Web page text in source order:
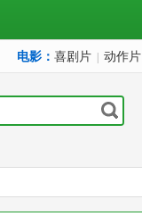
电影： 喜剧片 动作片